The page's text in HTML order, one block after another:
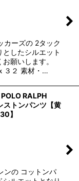
ーズの 2タック
したシルエット
願いします。
３２ 素材・…
RALPH
トンパンツ【黄
】
の コットンパ